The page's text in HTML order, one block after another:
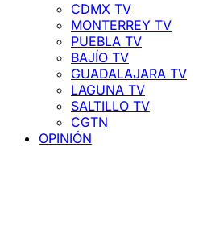
CDMX TV
MONTERREY TV
PUEBLA TV
BAJÍO TV
GUADALAJARA TV
LAGUNA TV
SALTILLO TV
CGTN
OPINIÓN